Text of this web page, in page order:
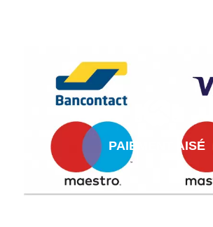
PAIEMENT AISÉ